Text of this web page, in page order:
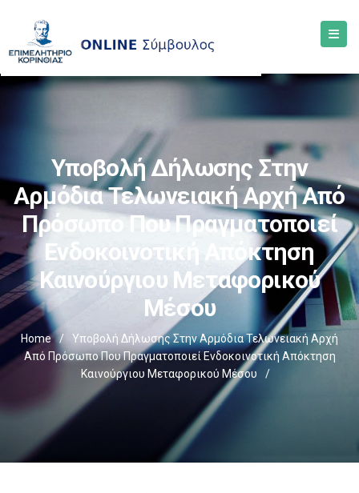
Υποβολή Δήλωσης Στην
Αρμόδια Τελωνειακή Αρχή Από
Πρόσωπο Που Πραγματοποιεί
Ενδοκοινοτική Απόκτηση
Καινούργιου Μεταφορικού
Μέσου
Home /
Υποβολή Δήλωσης Στην Αρμόδια Τελωνειακή Αρχή
Από Πρόσωπο Που Πραγματοποιεί Ενδοκοινοτική Απόκτηση
Καινούργιου Μεταφορικού Μέσου
/